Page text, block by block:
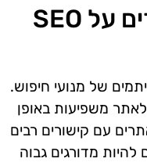
ההשפעה של קישורים על SEO
של מנועי חיפוש.
משפיעות באופן
עם קישורים רבים
מדורגים גבוה